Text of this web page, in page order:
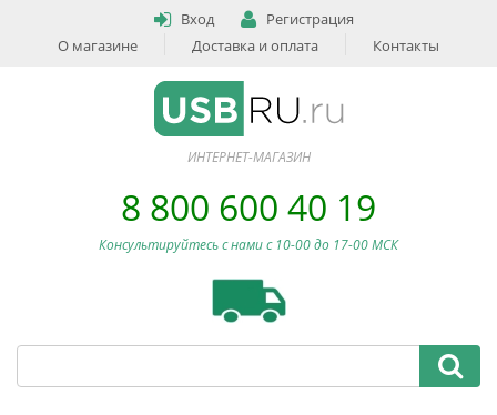
Вход
Регистрация
О магазине
Доставка и оплата Контакты
ИНТЕРНЕТ-МАГАЗИН
8 800 600 40 19
Консультируйтесь с нами c 10-00 до 17-00 МСК